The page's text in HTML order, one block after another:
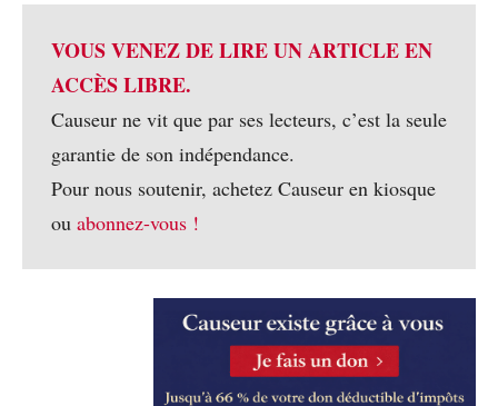
VOUS VENEZ DE LIRE UN ARTICLE EN
ACCÈS LIBRE.
Causeur ne vit que par ses lecteurs, c’est la seule
garantie de son indépendance.
Pour nous soutenir, achetez Causeur en kiosque
ou abonnez-vous !